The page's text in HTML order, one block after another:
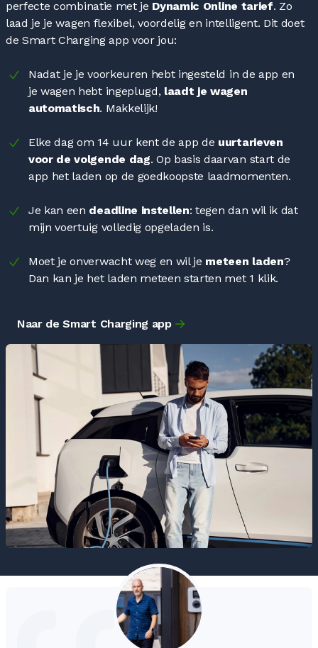
perfecte combinatie met je Dynamic Online tarief. Zo
laad je je wagen flexibel, voordelig en intelligent. Dit doet
de Smart Charging app voor jou:
Nadat je je voorkeuren hebt ingesteld in de app en
je wagen hebt ingeplugd, laadt je wagen
automatisch. Makkelijk!
Elke dag om 14 uur kent de app de uurtarieven
voor de volgende dag. Op basis daarvan start de
app het laden op de goedkoopste laadmomenten.
Je kan een deadline instellen: tegen dan wil ik dat
mijn voertuig volledig opgeladen is.
Moet je onverwacht weg en wil je meteen laden?
Dan kan je het laden meteen starten met 1 klik.
Naar de Smart Charging app